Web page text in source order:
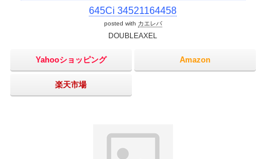
645Ci 34521164458
posted with カエレバ
DOUBLEAXEL
Yahooショッピング Amazon
楽天市場